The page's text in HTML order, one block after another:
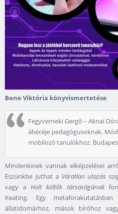
Bene Viktória könyvismertetése
Fegyverneki Gergő – Aknai
ábécéje pedagógusoknak.
mobilozó tanulókhoz.
Mindenkinek vannak elképzelései
Eszünkbe juthat a Váratlan utazás
vagy aHolt költők társaságának
Keating. Egy
állatidomárhoz, mások bíróhoz